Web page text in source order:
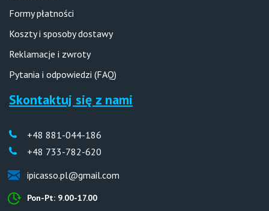
Formy płatności
Koszty i sposoby dostawy
Reklamacje i zwroty
Pytania i odpowiedzi (FAQ)
Skontaktuj się z nami
+48 881-044-186
+48 733-782-620
ipicasso.pl@gmail.com
Pon-Pt: 9.00-17.00